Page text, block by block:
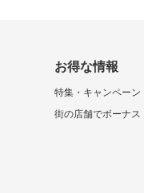
お得な情報
特集・キャンペーン
街の店舗でボーナス